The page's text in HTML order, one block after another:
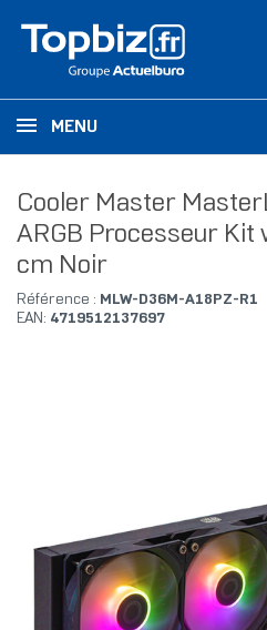
MENU
Cooler Master
ARGB Processeur Kit
cm Noir
Référence : MLW-D36M-A18PZ-R1
EAN: 4719512137697